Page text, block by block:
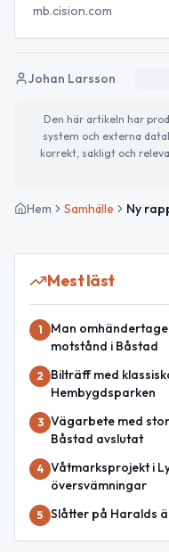
mb.cision.com
Johan Larsson
Den här artikeln har
system och externa
korrekt, sakligt och
Hem Samhälle
Mest läst
1
Man
motstånd i Båstad
2
Bilträff med
Hembygdsparken
3 Vägarbete med
Båstad avslutat
4 Våtmarksprojekt i
översvämningar
5 Slåtter på Haralds